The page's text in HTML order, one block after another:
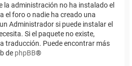
la administración no ha instalado el
el foro o nadie ha creado una
Administrador si puede instalar el
Si el paquete no existe,
traducción. Puede encontrar más
de phpBB®